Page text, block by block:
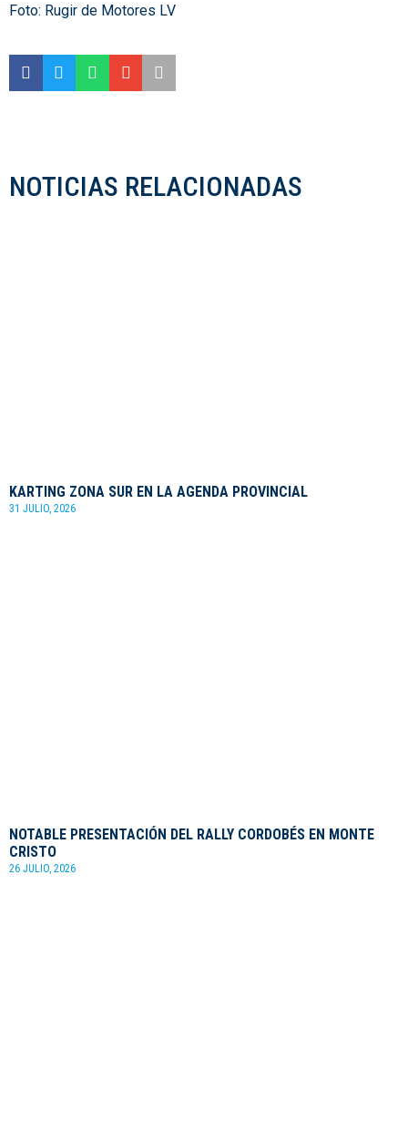
Foto: Rugir de Motores LV
NOTICIAS RELACIONADAS
KARTING ZONA SUR EN LA AGENDA PROVINCIAL
31 JULIO, 2026
NOTABLE PRESENTACIÓN DEL RALLY CORDOBÉS EN MONTE
CRISTO
26 JULIO, 2026